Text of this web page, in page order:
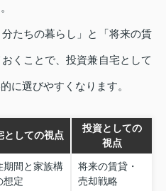
たちの暮らし」と「将来の賃
くことで、投資兼自宅として
に選びやすくなります。
としての視点
投資としての
視点
期間と家族構
想定
将来の賃貸・
売却戦略